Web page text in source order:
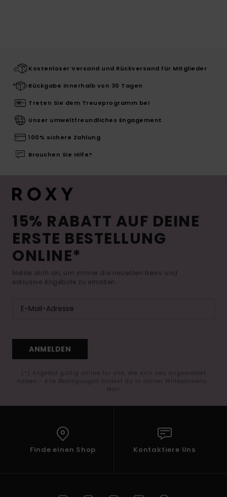
Kostenloser Versand und Rückversand für Mitglieder
Rückgabe innerhalb von 30 Tagen
Treten Sie dem Treueprogramm bei
Unser umweltfreundliches Engagement
100% sichere Zahlung
Brauchen Sie Hilfe?
15% RABATT AUF DEINE
ERSTE BESTELLUNG
ONLINE*
Melde dich an, um immer die neuesten News und
exklusive Angebote zu erhalten.
ANMELDEN
(*) Angebot gültig online für alle, die sich neu angemeldet
haben - Alle Bedingungen findest du in deiner Willkommens-
Mail
Finde einen Shop Kontaktiere Uns